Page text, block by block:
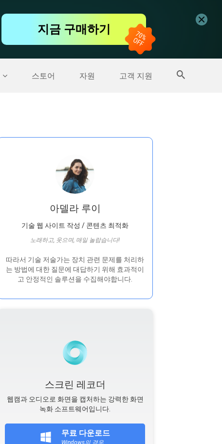
지금 구매하기
스토어 자원 고객 지원
더 많은 제품
아델라 루이
기술 웹 사이트 작성 / 콘텐츠 최적화
노래하고, 웃으며, 매일 놀랍습니다!
따라서 기술 저술가는 장치 관련 문제를 처리하
는 방법에 대한 질문에 대답하기 위해 효과적이
고 안정적인 솔루션을 수집해야합니다.
스크린 레코더
웹캠과 오디오로 화면을 캡처하는 강력한 화면
녹화 소프트웨어입니다.
무료 다운로드
Windows의 경우